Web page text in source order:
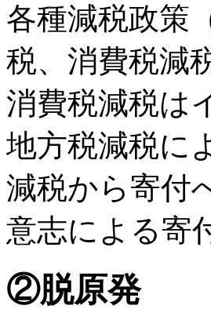
各種減税政策
税、消費税減
消費税減税は
地方税減税に
減税から寄付
意志による寄
②脱原発